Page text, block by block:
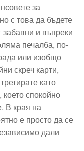
за
с това да бъдете
забавни и въпреки
печалба, по-
или изобщо
скреч карти,
като
спокойно
В края на
е просто да се
дали